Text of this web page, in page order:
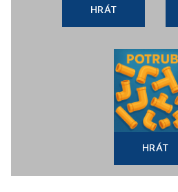
HRÁT
HRÁT